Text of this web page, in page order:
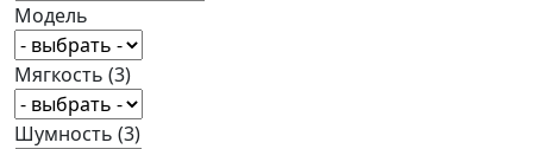
Модель
Мягкость (3)
Шумность (3)